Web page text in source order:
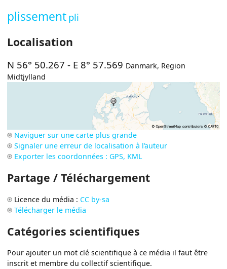
plissement pli
Localisation
N 56° 50.267 - E 8° 57.569 Danmark, Region
Midtjylland
Naviguer sur une carte plus grande
Signaler une erreur de localisation à l’auteur
Exporter les coordonnées : GPS, KML
Partage / Téléchargement
Licence du média : CC by-sa
Télécharger le média
Catégories scientifiques
Pour ajouter un mot clé scientifique à ce média il faut être
inscrit et membre du collectif scientifique.